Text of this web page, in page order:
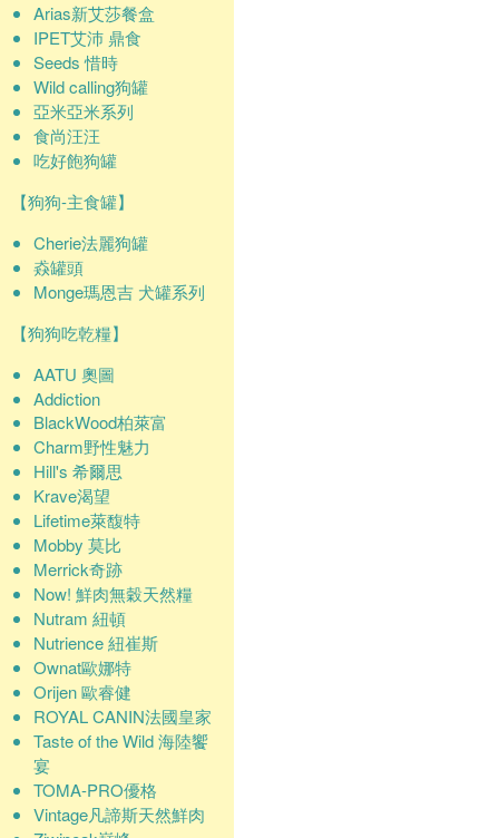
Arias新艾莎餐盒
IPET艾沛 鼎食
Seeds 惜時
Wild calling狗罐
亞米亞米系列
食尚汪汪
吃好飽狗罐
【狗狗-主食罐】
Cherie法麗狗罐
猋罐頭
Monge瑪恩吉 犬罐系列
【狗狗吃乾糧】
AATU 奧圖
Addiction
BlackWood柏萊富
Charm野性魅力
Hill's 希爾思
Krave渴望
Lifetime萊馥特
Mobby 莫比
Merrick奇跡
Now! 鮮肉無穀天然糧
Nutram 紐頓
Nutrience 紐崔斯
Ownat歐娜特
Orijen 歐睿健
ROYAL CANIN法國皇家
Taste of the Wild 海陸饗
宴
TOMA-PRO優格
Vintage凡諦斯天然鮮肉